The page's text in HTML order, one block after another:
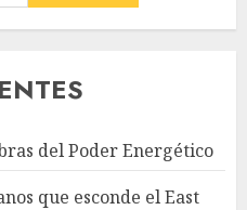
del Poder Energético
que esconde el East